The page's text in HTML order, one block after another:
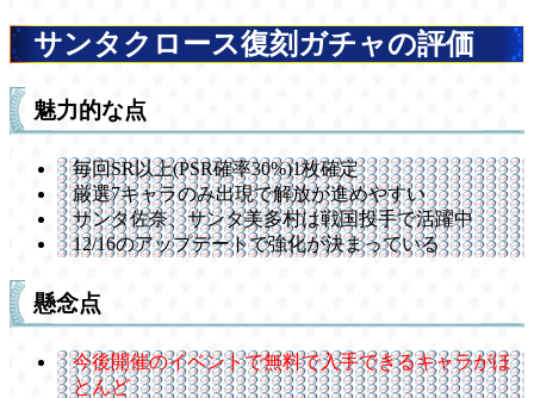
サンタクロース復刻ガチャの評価
魅力的な点
毎回SR以上(PSR確率30%)1枚確定
厳選7キャラのみ出現で解放が進めやすい
サンタ佐奈、サンタ美多村は戦国投手で活躍中
12/16のアップデートで強化が決まっている
懸念点
今後開催のイベントで無料で入手できるキャラがほ
とんど